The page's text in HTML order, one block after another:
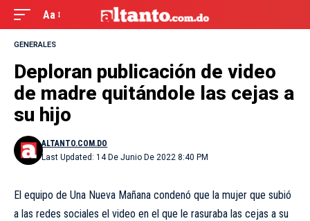
Aa
GENERALES
Deploran publicación de video
de madre quitándole las cejas a
su hijo
Last Updated: 14 De Junio De 2022 8:40 PM
ALTANTO.COM.DO
El equipo de Una Nueva Mañana condenó que la mujer que subió
a las redes sociales el video en el que le rasuraba las cejas a su